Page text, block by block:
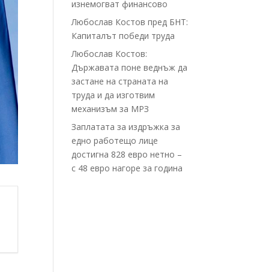
изнемогват финансово
Любослав Костов пред БНТ:
Капиталът победи труда
Любослав Костов:
Държавата поне веднъж да
застане на страната на
труда и да изготвим
механизъм за МРЗ
Заплатата за издръжка за
едно работещо лице
достигна 828 евро нетно –
с 48 евро нагоре за година